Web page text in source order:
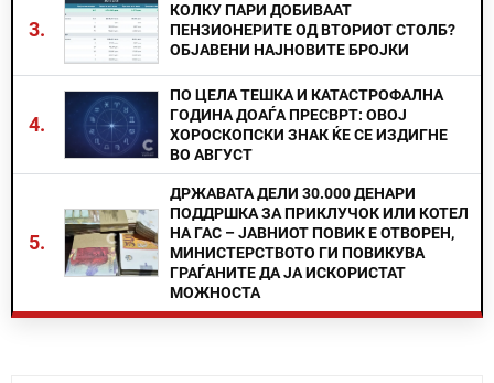
3.
КОЛКУ ПАРИ ДОБИВААТ
ПЕНЗИОНЕРИТЕ ОД ВТОРИОТ СТОЛБ?
ОБЈАВЕНИ НАЈНОВИТЕ БРОЈКИ
4.
ПО ЦЕЛА ТЕШКА И КАТАСТРОФАЛНА
ГОДИНА ДОАЃА ПРЕСВРТ: ОВОЈ
ХОРОСКОПСКИ ЗНАК ЌЕ СЕ ИЗДИГНЕ
ВО АВГУСТ
5.
ДРЖАВАТА ДЕЛИ 30.000 ДЕНАРИ
ПОДДРШКА ЗА ПРИКЛУЧОК ИЛИ КОТЕЛ
НА ГАС – ЈАВНИОТ ПОВИК Е ОТВОРЕН,
МИНИСТЕРСТВОТО ГИ ПОВИКУВА
ГРАЃАНИТЕ ДА ЈА ИСКОРИСТАТ
МОЖНОСТА